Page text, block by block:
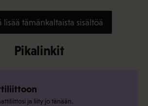
lisää tämänkaltaista sisältöä
Pikalinkit
ja liity jo tänään.